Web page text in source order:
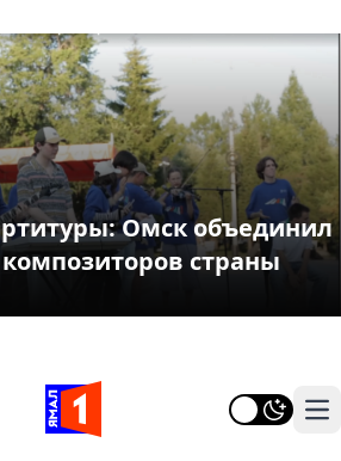
Омск объединил
страны